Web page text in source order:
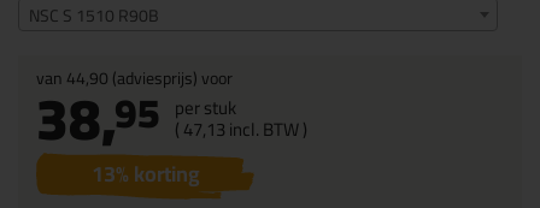
NSC S 1510 R90B
van44,90(adviesprijs) voor
38,95 per stuk
(47,13incl. BTW )
13% korting